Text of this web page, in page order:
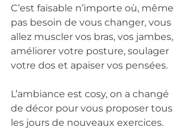
C’est faisable n’importe où, même
pas besoin de vous changer, vous
allez muscler vos bras, vos jambes,
améliorer votre posture, soulager
votre dos et apaiser vos pensées.
L’ambiance est cosy, on a changé
de décor pour vous proposer tous
les jours de nouveaux exercices.